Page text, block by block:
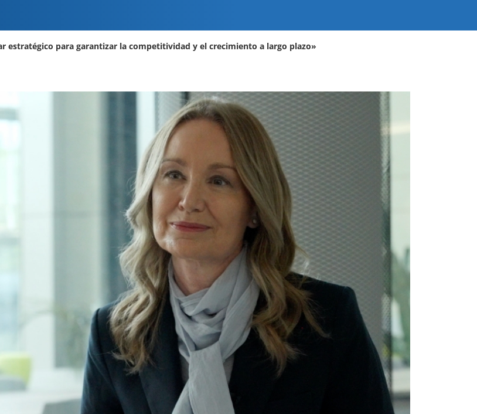
estratégico para garantizar la competitividad y el crecimiento a largo plazo»